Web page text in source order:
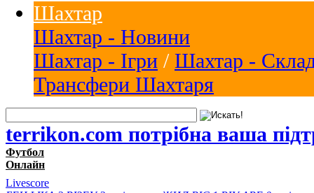
Шахтар
Шахтар - Новини
Шахтар - Ігри / Шахтар -
Трансфери Шахтаря
terrikon.com потрібна ваша
Футбол
Онлайн
Livescore